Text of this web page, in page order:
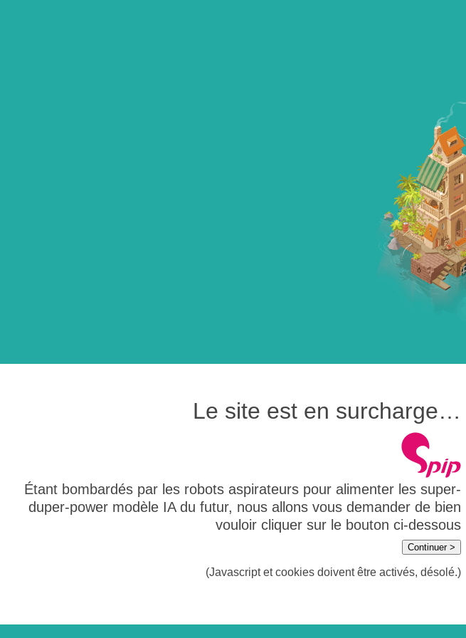
Le site est en surcharge…
Étant bombardés par les robots aspirateurs pour alimenter les super-
duper-power modèle IA du futur, nous allons vous demander de bien
vouloir cliquer sur le bouton ci-dessous
Continuer >
(Javascript et cookies doivent être activés, désolé.)